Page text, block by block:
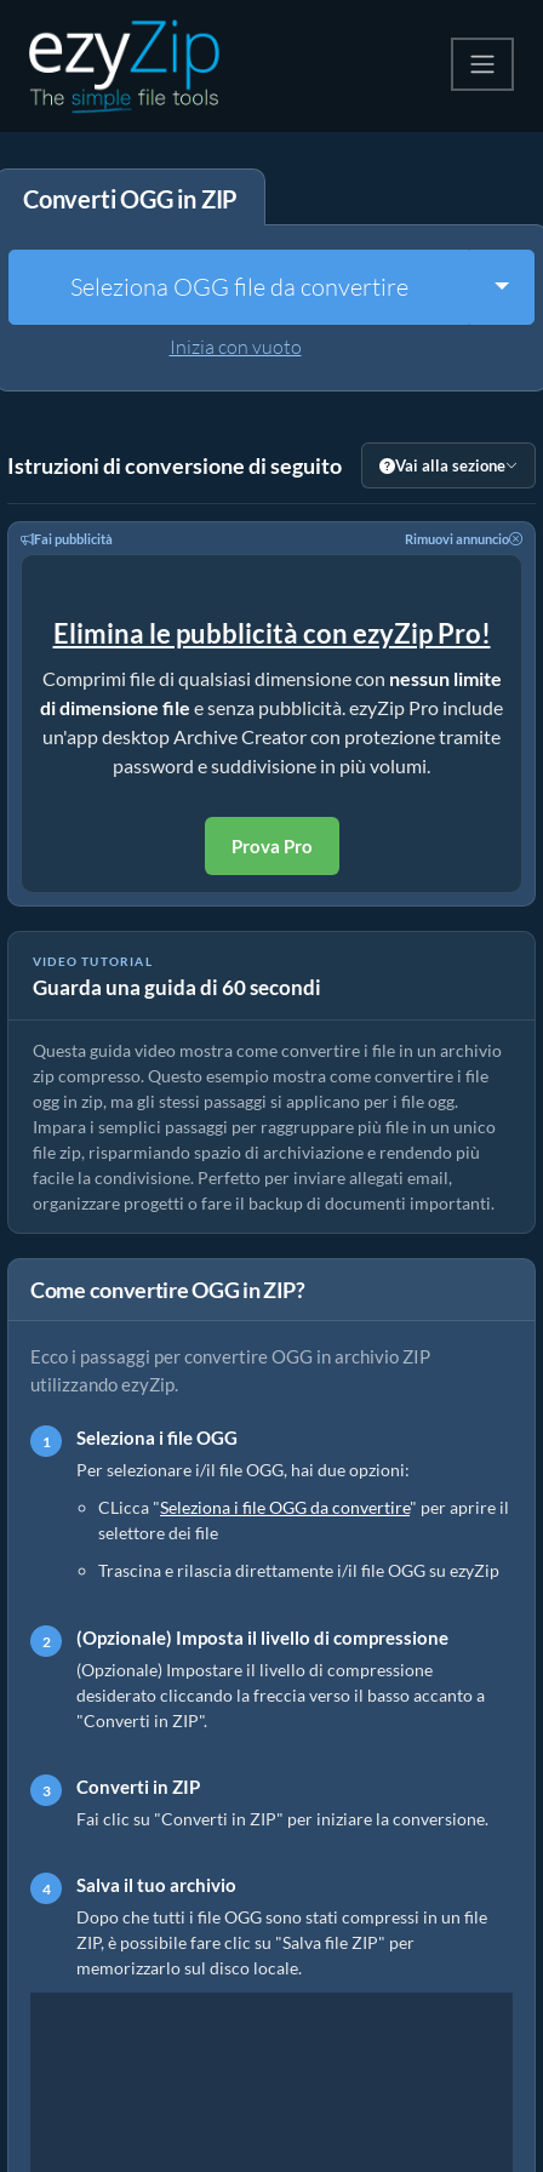
Decomprimi
Altri strumenti
Converti OGG in ZIP
Seleziona OGG file da convertire
Inizia con vuoto
Istruzioni di conversione di seguito Vai alla sezione
Fai pubblicità Rimuovi annuncio
Elimina le pubblicità con ezyZip Pro!
Comprimi file di qualsiasi dimensione con nessun limite
di dimensione file e senza pubblicità. ezyZip Pro include
un'app desktop Archive Creator con protezione tramite
password e suddivisione in più volumi.
Prova Pro
VIDEO TUTORIAL
Guarda una guida di 60 secondi
Come convertire file in ZIP online (Guida semplice)
Questa guida video mostra come convertire i file in un archivio
zip compresso. Questo esempio mostra come convertire i file
ogg in zip, ma gli stessi passaggi si applicano per i file ogg.
Impara i semplici passaggi per raggruppare più file in un unico
file zip, risparmiando spazio di archiviazione e rendendo più
facile la condivisione. Perfetto per inviare allegati email,
organizzare progetti o fare il backup di documenti importanti.
Come convertire OGG in ZIP?
Ecco i passaggi per convertire OGG in archivio ZIP
utilizzando ezyZip.
Seleziona i file OGG
Per selezionare i/il file OGG, hai due opzioni:
CLicca "Seleziona i file OGG da convertire" per aprire il
selettore dei file
Trascina e rilascia direttamente i/il file OGG su ezyZip
(Opzionale) Imposta il livello di compressione
(Opzionale) Impostare il livello di compressione
desiderato cliccando la freccia verso il basso accanto a
"Converti in ZIP".
Converti in ZIP
Fai clic su "Converti in ZIP" per iniziare la conversione.
Salva il tuo archivio
Dopo che tutti i file OGG sono stati compressi in un file
ZIP, è possibile fare clic su "Salva file ZIP" per
memorizzarlo sul disco locale.